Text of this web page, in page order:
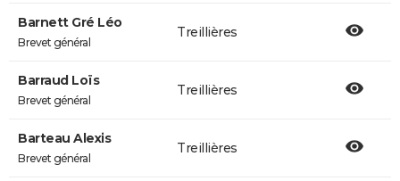
Barnett Gré Léo
Brevet général
Treillières
Barraud Loïs
Brevet général
Treillières
Barteau Alexis
Brevet général
Treillières